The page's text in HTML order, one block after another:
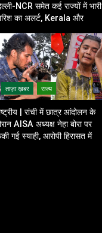
NCR समेत कई राज्यों में भारी
का अलर्ट, Kerala और
ताज़ा ख़बर राज्य
| रांची में छात्र आंदोलन के
AISA अध्यक्ष नेहा बोरा पर
गई स्याही, आरोपी हिरासत में